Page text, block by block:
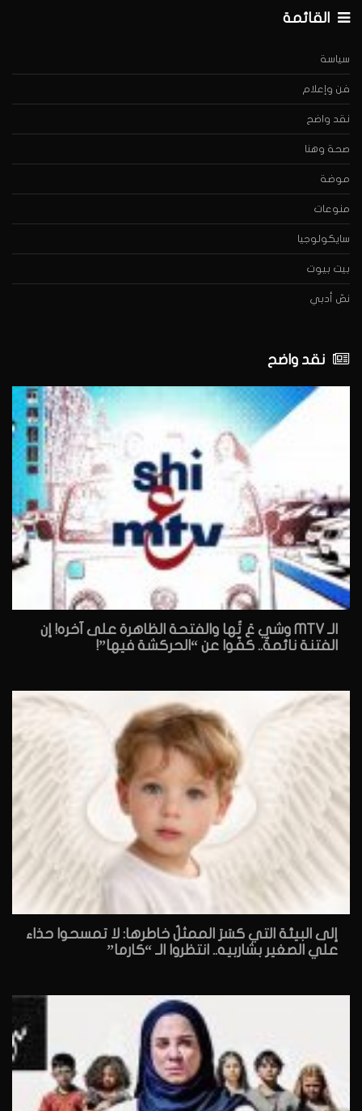
القائمة
سياسة
فن وإعلام
نقد واضح
صحة وهنا
موضة
منوعات
سايكولوجيا
بيت بيوت
نصّ أدبي
نقد واضح
الـ MTV وشي عَ تُها والفتحة الظاهرة على آخره! إن
الفتنة نائمةٌ.. كفّوا عن “الحركشة فيها”!
إلى البيئة التي كسَرَ الممثلُ خاطرها: لا تمسحوا حذاء
علي الصغير بشاربيه.. انتظروا الـ “كارما”